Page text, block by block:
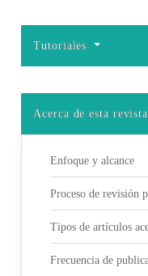
Tutoriales
Acerca de esta revista
Enfoque y alcance
Proceso de revisión
Tipos de artículos
Frecuencia de